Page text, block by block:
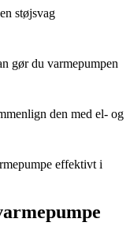
støjsvag
gør du varmepumpen
den med el- og
effektivt i